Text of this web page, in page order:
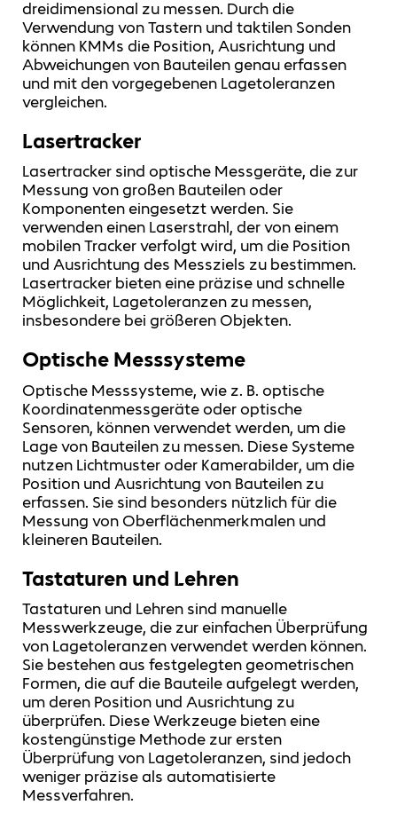
dreidimensional zu messen. Durch die
Verwendung von Tastern und taktilen Sonden
können KMMs die Position, Ausrichtung und
Abweichungen von Bauteilen genau erfassen
und mit den vorgegebenen Lagetoleranzen
vergleichen.
Lasertracker
Lasertracker sind optische Messgeräte, die zur
Messung von großen Bauteilen oder
Komponenten eingesetzt werden. Sie
verwenden einen Laserstrahl, der von einem
mobilen Tracker verfolgt wird, um die Position
und Ausrichtung des Messziels zu bestimmen.
Lasertracker bieten eine präzise und schnelle
Möglichkeit, Lagetoleranzen zu messen,
insbesondere bei größeren Objekten.
Optische Messsysteme
Optische Messsysteme, wie z. B. optische
Koordinatenmessgeräte oder optische
Sensoren, können verwendet werden, um die
Lage von Bauteilen zu messen. Diese Systeme
nutzen Lichtmuster oder Kamerabilder, um die
Position und Ausrichtung von Bauteilen zu
erfassen. Sie sind besonders nützlich für die
Messung von Oberflächenmerkmalen und
kleineren Bauteilen.
Tastaturen und Lehren
Tastaturen und Lehren sind manuelle
Messwerkzeuge, die zur einfachen Überprüfung
von Lagetoleranzen verwendet werden können.
Sie bestehen aus festgelegten geometrischen
Formen, die auf die Bauteile aufgelegt werden,
um deren Position und Ausrichtung zu
überprüfen. Diese Werkzeuge bieten eine
kostengünstige Methode zur ersten
Überprüfung von Lagetoleranzen, sind jedoch
weniger präzise als automatisierte
Messverfahren.